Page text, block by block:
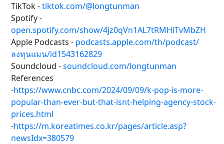
TikTok -tiktok.com/@longtunman
Spotify -
open.spotify.com/show/4jz0qVn1AL7tRMHiTvMbZH
Apple Podcasts - podcasts.apple.com/th/podcast/
ลงทุนแมน/id1543162829
Soundcloud -soundcloud.com/longtunman
References
-https://www.cnbc.com/2024/09/09/k-pop-is-more-
popular-than-ever-but-that-isnt-helping-agency-stock-
prices.html
-https://m.koreatimes.co.kr/pages/article.asp?
newsIdx=380579